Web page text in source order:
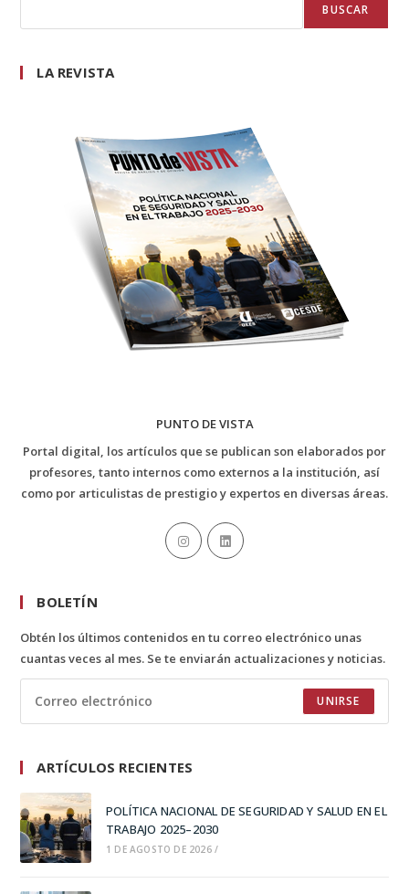
BUSCAR
LA REVISTA
PUNTO DE VISTA
Portal digital, los artículos que se publican son elaborados por
profesores, tanto internos como externos a la institución, así
como por articulistas de prestigio y expertos en diversas áreas.
BOLETÍN
Obtén los últimos contenidos en tu correo electrónico unas
cuantas veces al mes. Se te enviarán actualizaciones y noticias.
UNIRSE
ARTÍCULOS RECIENTES
POLÍTICA NACIONAL DE SEGURIDAD Y SALUD EN EL
TRABAJO 2025–2030
1 DE AGOSTO DE 2026 /